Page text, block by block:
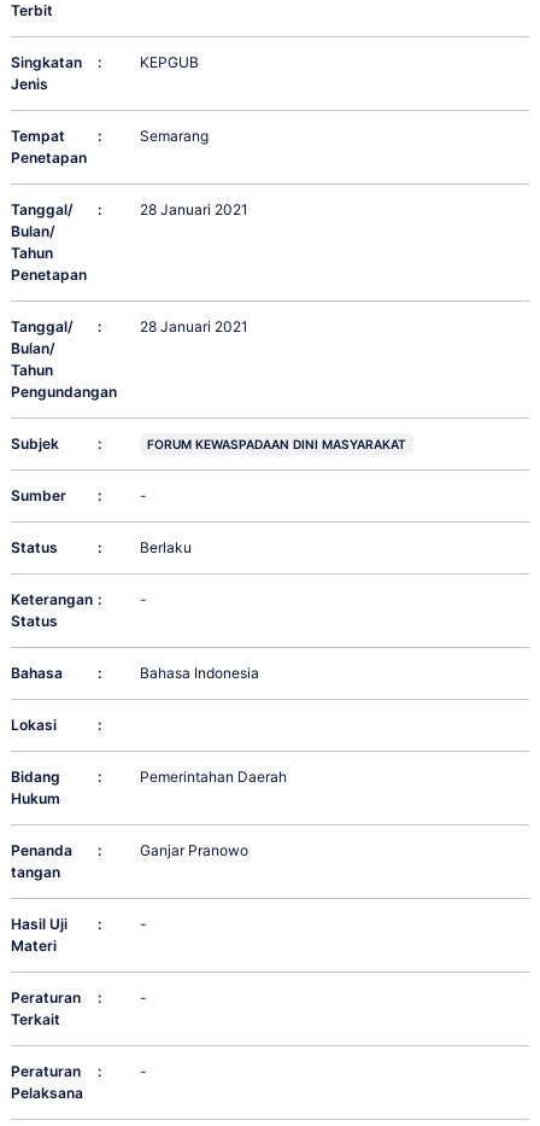
Terbit
Singkatan
Jenis
: KEPGUB
Tempat
Penetapan
: Semarang
Tanggal/
Bulan/
Tahun
Penetapan
: 28 Januari 2021
Tanggal/
Bulan/
Tahun
Pengundangan
: 28 Januari 2021
Subjek : FORUM KEWASPADAAN DINI MASYARAKAT
Sumber : -
Status : Berlaku
Keterangan
Status
: -
Bahasa : Bahasa Indonesia
Lokasi :
Bidang
Hukum
: Pemerintahan Daerah
Penanda
tangan
: Ganjar Pranowo
Hasil Uji
Materi
: -
Peraturan
Terkait
: -
Peraturan
Pelaksana
: -